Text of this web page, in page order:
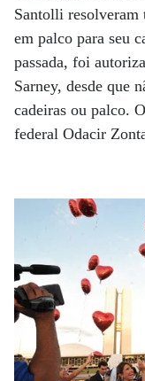
Santolli resolveram
em palco para seu
passada, foi
Sarney, desde que
cadeiras ou palco.
federal Odacir